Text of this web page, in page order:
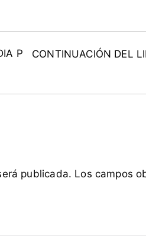
P
CONTINUACIÓN DEL
publicada. Los campos